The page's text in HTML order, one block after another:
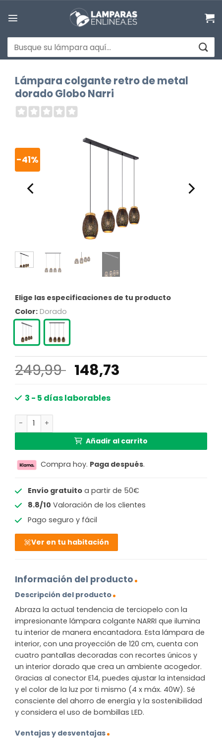
Buscar
por:
Lámpara colgante retro de metal
dorado Globo Narri
-41%
Elige las especificaciones de tu producto
Color: Dorado
249,99 El
precio
original
148,73
3 - 5 días laborables
Lámpara colgante retro de metal dorado Globo Narri
Añadir al carrito
Compra hoy. Paga después.
Envío gratuitoa partir de 50€
8.8/10 Valoración de los clientes
Pago seguro y fácil
Ver en tu habitación
Información del producto
Descripción del producto
Abraza la actual tendencia de terciopelo con la
impresionante lámpara colgante NARRI que ilumina
tu interior de manera encantadora. Esta lámpara de
interior, con una proyección de 120 cm, cuenta con
cuatro pantallas decoradas con recortes únicos y
un interior dorado que crea un ambiente acogedor.
Gracias al conector E14, puedes ajustar la intensidad
y el color de la luz por ti mismo (4 x máx. 40W). Sé
consciente del ahorro de energía y la sostenibilidad
y considera el uso de bombillas LED.
Ventajas y desventajas